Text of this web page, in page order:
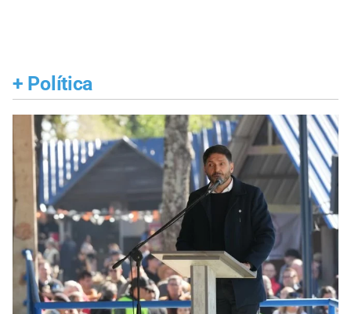
+ Política